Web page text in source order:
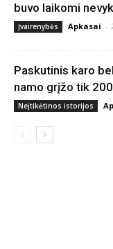
buvo laikomi
Įvairenybės Apkasai -
Paskutinis karo
namo grįžo tik
Neįtikėtinos istorijos